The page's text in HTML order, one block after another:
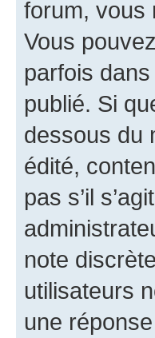
forum, vous
Vous
parfois
publié. Si
dessous du
édité,
pas s’il
note
utilisateurs
une